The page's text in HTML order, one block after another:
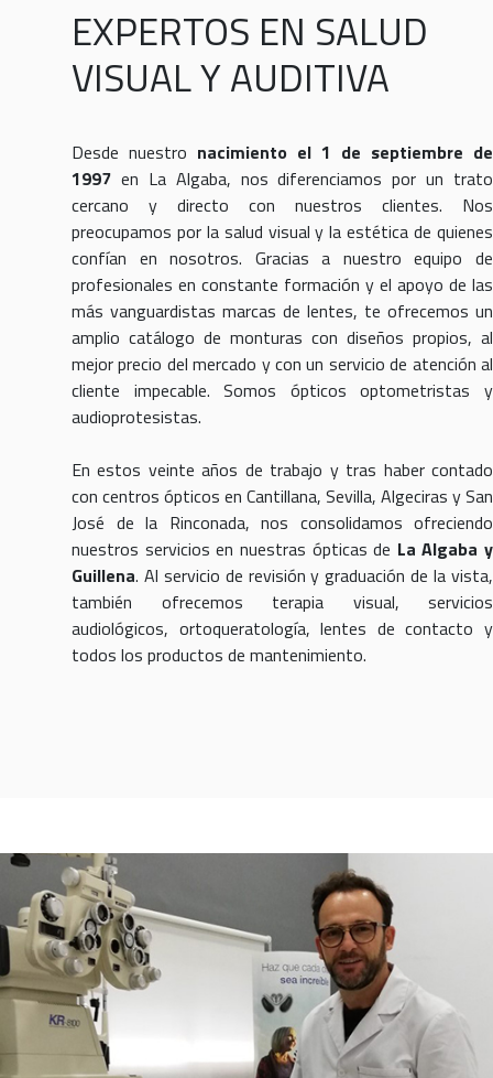
EXPERTOS EN SALUD
VISUAL Y AUDITIVA
Desde nuestro nacimiento el 1 de septiembre de
1997 en La Algaba, nos diferenciamos por un trato
cercano y directo con nuestros clientes. Nos
preocupamos por la salud visual y la estética de quienes
confían en nosotros. Gracias a nuestro equipo de
profesionales en constante formación y el apoyo de las
más vanguardistas marcas de lentes, te ofrecemos un
amplio catálogo de monturas con diseños propios, al
mejor precio del mercado y con un servicio de atención al
cliente impecable. Somos ópticos optometristas y
audioprotesistas.
En estos veinte años de trabajo y tras haber contado
con centros ópticos en Cantillana, Sevilla, Algeciras y San
José de la Rinconada, nos consolidamos ofreciendo
nuestros servicios en nuestras ópticas de La Algaba y
Guillena. Al servicio de revisión y graduación de la vista,
también ofrecemos terapia visual, servicios
audiológicos, ortoqueratología, lentes de contacto y
todos los productos de mantenimiento.